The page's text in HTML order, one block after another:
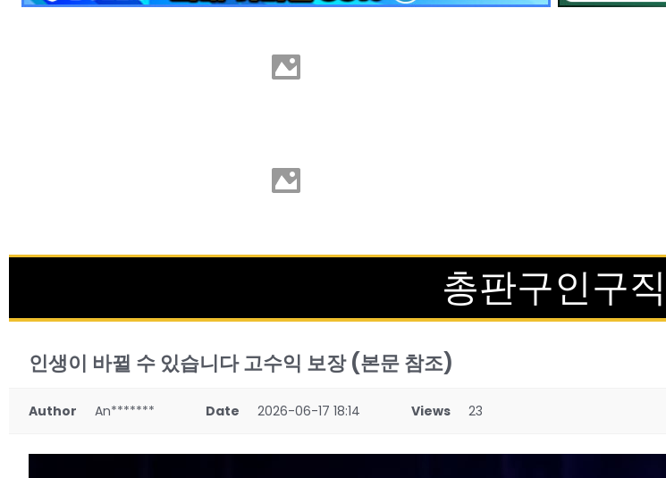
총판구인구직
인생이 바뀔 수 있습니다 고수익 보장 (본문 참조)
Author An******* Date 2026-06-17 18:14 Views 23